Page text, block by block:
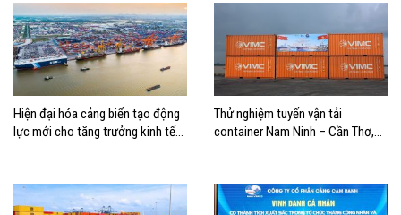
Hiện đại hóa cảng biển tạo động
lực mới cho tăng trưởng kinh tế
Thử nghiệm tuyến vận tải
container Nam Ninh – Cần Thơ,